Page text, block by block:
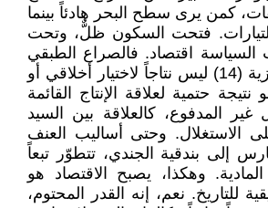
كمن يرى سطح البحر هادئاً بينما
فتحت السكون ظلٌّ، وتحت
السياسة اقتصاد. فالصراع الطبقي
بين العمال والبرجوازية (14) ليس نتاجاً لاختيار أخلاقي أو
حتمية لعلاقة الإنتاج القائمة
المدفوع، كالعلاقة بين السيد
الاستغلال. وحتى أساليب العنف
إلى بندقية الجندي، تتطوّر تبعاً
وهكذا، يصبح الاقتصاد هو
للتاريخ. نعم، إنه القدر المحتوم،